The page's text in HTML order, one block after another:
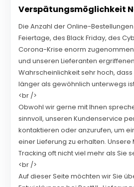
Verspätungsmöglichkeit
Die Anzahl der Online-
Feiertage, des Black Friday, des
Corona-Krise enorm
und unseren Lieferanten
Wahrscheinlichkeit sehr hoch, dass
länger als gewöhnlich unterwegs
<br />
Obwohl wir gerne mit Ihnen
sinnvoll, unseren Kundenservice
kontaktieren oder anzurufen, um
einer Lieferung zu erhalten.
Tracking oft nicht viel mehr als Sie
<br />
Auf dieser Seite möchten wir Sie